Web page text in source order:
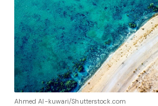
Ahmed Al-kuwari/Shutterstock.com